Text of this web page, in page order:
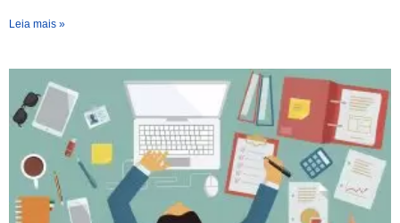
Leia mais »